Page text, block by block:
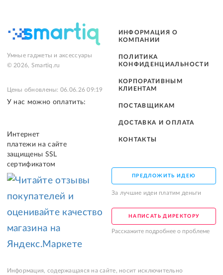
Умные гаджеты и аксессуары
© 2026, Smartiq.ru
Цены обновлены: 06.06.26 09:19
У нас можно оплатить:
Интернет
платежи на сайте
защищены SSL
сертификатом
ИНФОРМАЦИЯ О
КОМПАНИИ
ПОЛИТИКА
КОНФИДЕНЦИАЛЬНОСТИ
КОРПОРАТИВНЫМ
КЛИЕНТАМ
ПОСТАВЩИКАМ
ДОСТАВКА И ОПЛАТА
КОНТАКТЫ
ПРЕДЛОЖИТЬ ИДЕЮ
За лучшие идеи платим деньги
НАПИСАТЬ ДИРЕКТОРУ
Расскажите подробнее о проблеме
Информация, содержащаяся на сайте, носит исключительно